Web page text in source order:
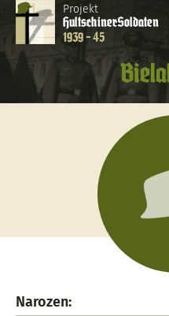
Projekt
HultschinerSoldaten
1939 - 45
Narozen: